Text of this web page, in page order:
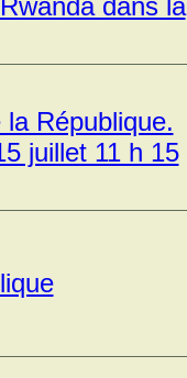
République.
juillet 11 h 15